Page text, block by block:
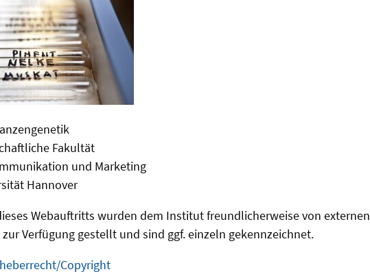
Fakultät
und Marketing
Hannover
Webauftritts wurden dem Institut freundlicherweise von externen
Verfügung gestellt und sind ggf. einzeln gekennzeichnet.
Copyright